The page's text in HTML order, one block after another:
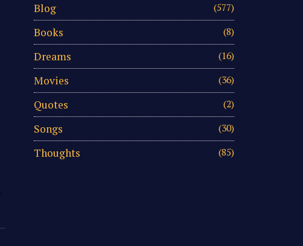
Blog (577)
Books (8)
Dreams (16)
Movies (36)
Quotes (2)
Songs (30)
Thoughts (85)